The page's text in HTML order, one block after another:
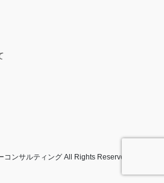
ンサルティング All Rights Reserved.